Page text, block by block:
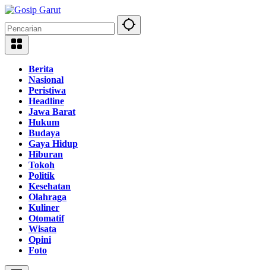
Langsung
konten
Berita
Nasional
Peristiwa
Headline
Jawa Barat
Hukum
Budaya
Gaya Hidup
Hiburan
Tokoh
Politik
Kesehatan
Olahraga
Kuliner
Otomatif
Wisata
Opini
Foto